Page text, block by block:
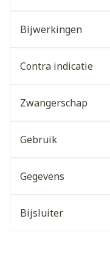
Bijwerkingen
Contra indicatie
Zwangerschap
Gebruik
Gegevens
Bijsluiter